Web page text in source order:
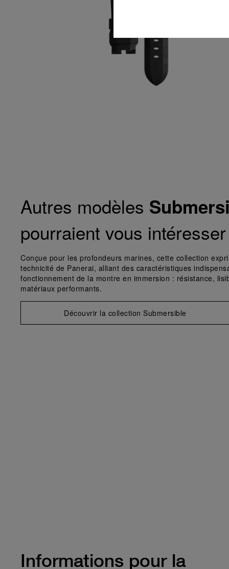
Autres modèles
pourraient vous intéresser
Conçue pour les profondeurs marines, cette collection
technicité de Panerai, alliant des caractéristiques
fonctionnement de la montre en immersion : résistance,
matériaux performants.
Découvrir la collection Submersible
Informations pour la